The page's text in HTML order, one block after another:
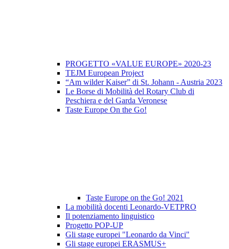
PROGETTO «VALUE EUROPE» 2020-23
TEJM European Project
“Am wilder Kaiser” di St. Johann - Austria 2023
Le Borse di Mobilità del Rotary Club di
Peschiera e del Garda Veronese
Taste Europe On the Go!
Taste Europe on the Go! 2021
La mobilità docenti Leonardo-VETPRO
Il potenziamento linguistico
Progetto POP-UP
Gli stage europei "Leonardo da Vinci"
Gli stage europei ERASMUS+